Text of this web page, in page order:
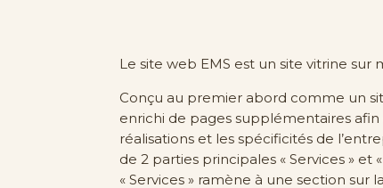
Le site web EMS est un site vitrine sur
Conçu au premier abord comme un
enrichi de pages supplémentaires
réalisations et les spécificités de
de 2 parties principales « Services » et
« Services » ramène à une section sur